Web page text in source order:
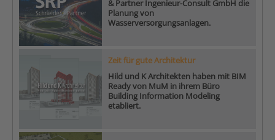
& Partner Ingenieur-Consult GmbH die
Planung von
Wasserversorgungsanlagen.
Zeit für gute Architektur
Hild und K Architekten haben mit BIM
Ready von MuM in ihrem Büro
Building Information Modeling
etabliert.